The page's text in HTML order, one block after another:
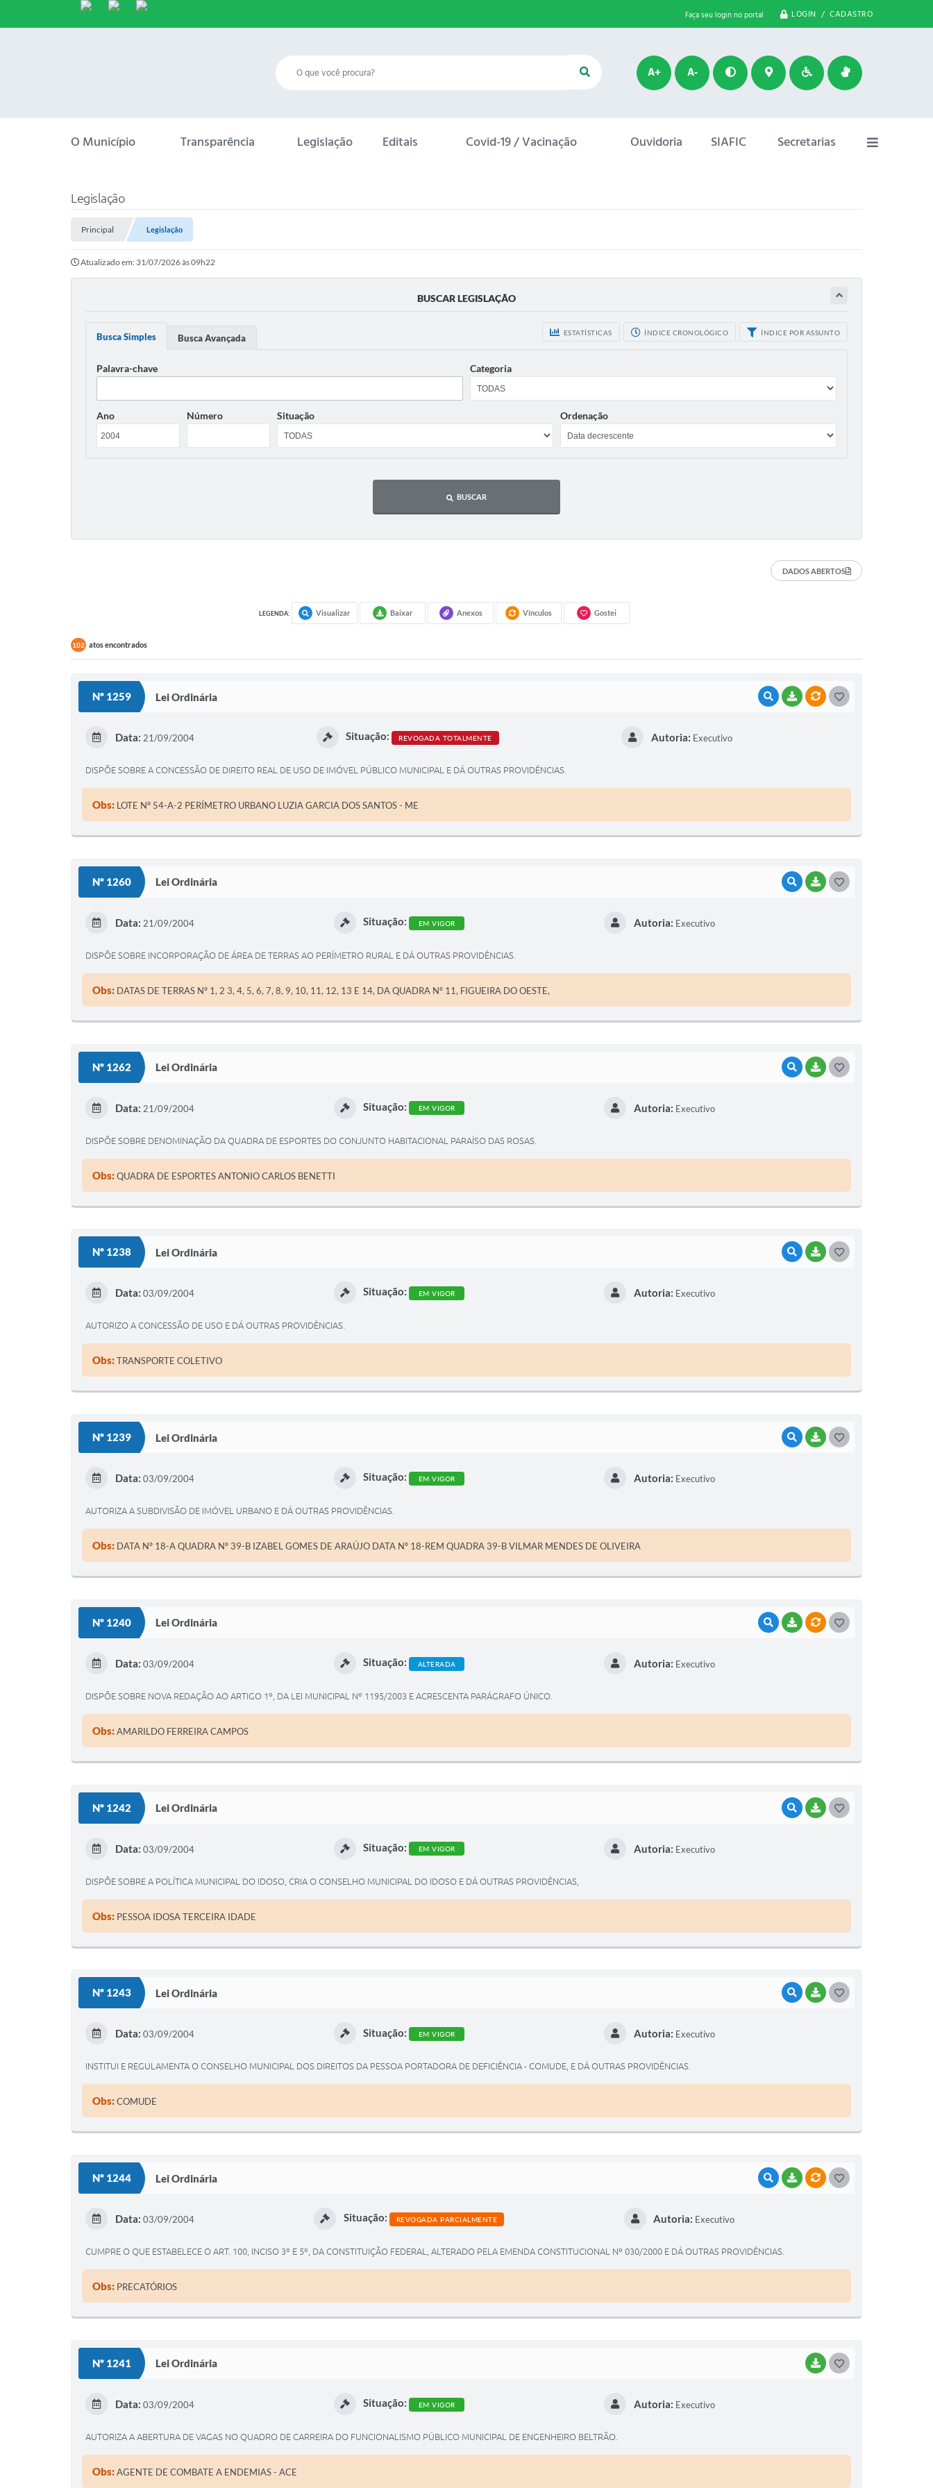
Faça seu login no portal LOGIN / CADASTRO
A+ A-
O Município Transparência Legislação Editais Covid-19 / Vacinação Ouvidoria SIAFIC Secretarias
Legislação
Principal Legislação
Atualizado em: 31/07/2026 às 09h22
BUSCAR LEGISLAÇÃO
ESTATÍSTICAS ÍNDICE CRONOLÓGICO ÍNDICE POR ASSUNTO
Busca Simples Busca Avançada
Palavra-chave Categoria
Ano Número Situação Ordenação
BUSCAR
DADOS ABERTOS
LEGENDA: Visualizar Baixar Anexos Vínculos Gostei
102 atos encontrados
Nº 1259 Lei Ordinária VISUALIZAR
BAIXARVÍNCULOS
Data: 21/09/2004 Situação: REVOGADA TOTALMENTE Autoria: Executivo
DISPÕE SOBRE A CONCESSÃO DE DIREITO REAL DE USO DE IMÓVEL PÚBLICO MUNICIPAL E DÁ OUTRAS PROVIDÊNCIAS.
Obs: LOTE Nº 54-A-2 PERÍMETRO URBANO LUZIA GARCIA DOS SANTOS - ME
Nº 1260 Lei Ordinária VISUALIZAR
BAIXAR
Data: 21/09/2004 Situação: EM VIGOR Autoria: Executivo
DISPÕE SOBRE INCORPORAÇÃO DE ÁREA DE TERRAS AO PERÍMETRO RURAL E DÁ OUTRAS PROVIDÊNCIAS.
Obs: DATAS DE TERRAS Nº 1, 2 3, 4, 5, 6, 7, 8, 9, 10, 11, 12, 13 E 14, DA QUADRA Nº 11, FIGUEIRA DO OESTE,
Nº 1262 Lei Ordinária VISUALIZAR
BAIXAR
Data: 21/09/2004 Situação: EM VIGOR Autoria: Executivo
DISPÕE SOBRE DENOMINAÇÃO DA QUADRA DE ESPORTES DO CONJUNTO HABITACIONAL PARAÍSO DAS ROSAS.
Obs:QUADRA DE ESPORTES ANTONIO CARLOS BENETTI
Nº 1238 Lei Ordinária VISUALIZAR
BAIXAR
Data: 03/09/2004 Situação: EM VIGOR Autoria: Executivo
AUTORIZO A CONCESSÃO DE USO E DÁ OUTRAS PROVIDÊNCIAS.
Obs:TRANSPORTE COLETIVO
Nº 1239 Lei Ordinária VISUALIZAR
BAIXAR
Data: 03/09/2004 Situação: EM VIGOR Autoria: Executivo
AUTORIZA A SUBDIVISÃO DE IMÓVEL URBANO E DÁ OUTRAS PROVIDÊNCIAS.
Obs: DATA Nº 18-A QUADRA Nº 39-B IZABEL GOMES DE ARAÚJO DATA Nº 18-REM QUADRA 39-B VILMAR MENDES DE OLIVEIRA
Nº 1240 Lei Ordinária VISUALIZAR
BAIXARVÍNCULOS
Data: 03/09/2004 Situação: ALTERADA Autoria: Executivo
DISPÕE SOBRE NOVA REDAÇÃO AO ARTIGO 1º, DA LEI MUNICIPAL Nº 1195/2003 E ACRESCENTA PARÁGRAFO ÚNICO.
Obs:AMARILDO FERREIRA CAMPOS
Nº 1242 Lei Ordinária VISUALIZAR
BAIXAR
Data: 03/09/2004 Situação: EM VIGOR Autoria: Executivo
DISPÕE SOBRE A POLÍTICA MUNICIPAL DO IDOSO, CRIA O CONSELHO MUNICIPAL DO IDOSO E DÁ OUTRAS PROVIDÊNCIAS,
Obs: PESSOA IDOSA TERCEIRA IDADE
Nº 1243 Lei Ordinária VISUALIZAR
BAIXAR
Data: 03/09/2004 Situação: EM VIGOR Autoria: Executivo
INSTITUI E REGULAMENTA O CONSELHO MUNICIPAL DOS DIREITOS DA PESSOA PORTADORA DE DEFICIÊNCIA - COMUDE, E DÁ OUTRAS PROVIDÊNCIAS.
Obs:COMUDE
Nº 1244 Lei Ordinária VISUALIZAR
BAIXARVÍNCULOS
Data: 03/09/2004 Situação: REVOGADA PARCIALMENTE Autoria: Executivo
CUMPRE O QUE ESTABELECE O ART. 100, INCISO 3º E 5º, DA CONSTITUIÇÃO FEDERAL, ALTERADO PELA EMENDA CONSTITUCIONAL Nº 030/2000 E DÁ OUTRAS PROVIDÊNCIAS.
Obs: PRECATÓRIOS
Nº 1241 Lei Ordinária BAIXAR
Data: 03/09/2004 Situação: EM VIGOR Autoria: Executivo
AUTORIZA A ABERTURA DE VAGAS NO QUADRO DE CARREIRA DO FUNCIONALISMO PÚBLICO MUNICIPAL DE ENGENHEIRO BELTRÃO.
Obs:AGENTE DE COMBATE A ENDEMIAS - ACE